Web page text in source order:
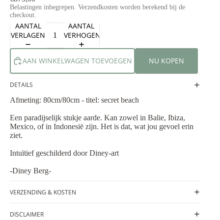
Belastingen inbegrepen. Verzendkosten worden berekend bij de
checkout.
AANTAL
VERLAGEN
AANTAL
VERHOGEN
AAN WINKELWAGEN TOEVOEGEN NU KOPEN
DETAILS
Afmeting: 80cm/80cm - titel: secret beach
Een paradijselijk stukje aarde. Kan zowel in Balie, Ibiza,
Mexico, of in Indonesië zijn. Het is dat, wat jou gevoel erin
ziet.
Intuïtief geschilderd door Diney-art
-Diney Berg-
VERZENDING & KOSTEN
DISCLAIMER